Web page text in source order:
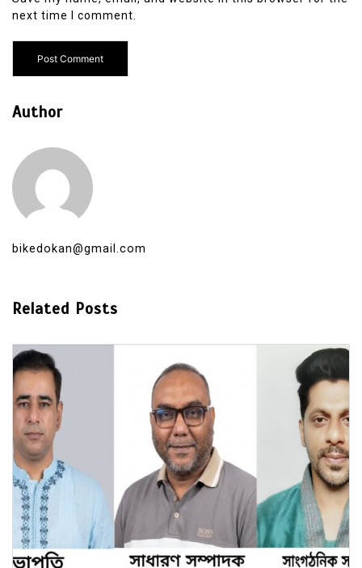
next time I comment.
Author
bikedokan@gmail.com
Related Posts